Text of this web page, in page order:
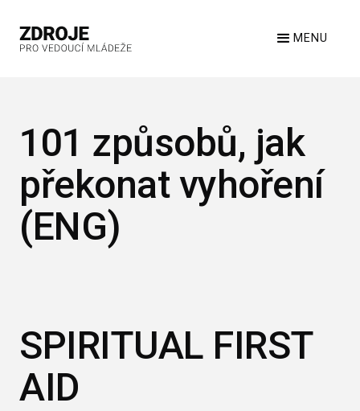
MENU
101 způsobů, jak
překonat vyhoření
(ENG)
SPIRITUAL FIRST
AID